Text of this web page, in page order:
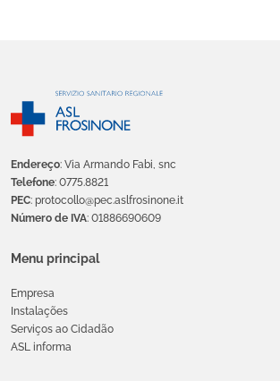
Endereço: Via Armando Fabi, snc
Telefone: 0775.8821
PEC: protocollo@pec.aslfrosinone.it
Número de IVA: 01886690609
Menu principal
Empresa
Instalações
Serviços ao Cidadão
ASL informa